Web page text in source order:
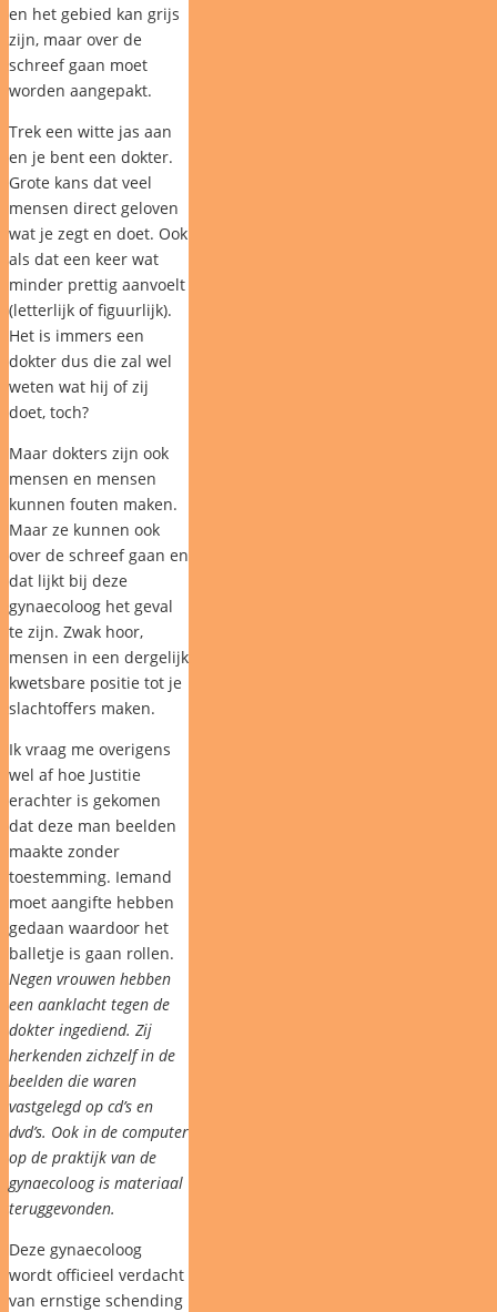
en het gebied kan grijs
zijn, maar over de
schreef gaan moet
worden aangepakt.
Trek een witte jas aan
en je bent een dokter.
Grote kans dat veel
mensen direct geloven
wat je zegt en doet. Ook
als dat een keer wat
minder prettig aanvoelt
(letterlijk of figuurlijk).
Het is immers een
dokter dus die zal wel
weten wat hij of zij
doet, toch?
Maar dokters zijn ook
mensen en mensen
kunnen fouten maken.
Maar ze kunnen ook
over de schreef gaan en
dat lijkt bij deze
gynaecoloog het geval
te zijn. Zwak hoor,
mensen in een dergelijk
kwetsbare positie tot je
slachtoffers maken.
Ik vraag me overigens
wel af hoe Justitie
erachter is gekomen
dat deze man beelden
maakte zonder
toestemming. Iemand
moet aangifte hebben
gedaan waardoor het
balletje is gaan rollen.
Negen vrouwen hebben
een aanklacht tegen de
dokter ingediend. Zij
herkenden zichzelf in de
beelden die waren
vastgelegd op cd’s en
dvd’s. Ook in de computer
op de praktijk van de
gynaecoloog is materiaal
teruggevonden.
Deze gynaecoloog
wordt officieel verdacht
van ernstige schending